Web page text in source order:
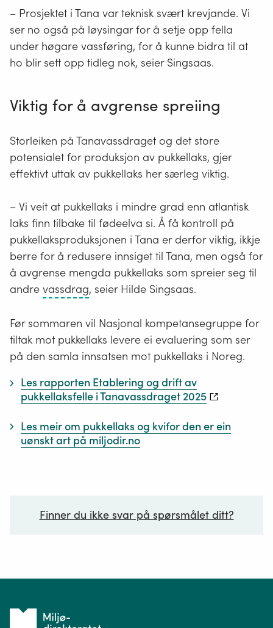
– Prosjektet i Tana var teknisk svært krevjande. Vi
ser no også på løysingar for å setje opp fella
under høgare vassføring, for å kunne bidra til at
ho blir sett opp tidleg nok, seier Singsaas.
Viktig for å avgrense spreiing
Storleiken på Tanavassdraget og det store
potensialet for produksjon av pukkellaks, gjer
effektivt uttak av pukkellaks her særleg viktig.
– Vi veit at pukkellaks i mindre grad enn atlantisk
laks finn tilbake til fødeelva si. Å få kontroll på
pukkellaksproduksjonen i Tana er derfor viktig, ikkje
berre for å redusere innsiget til Tana, men også for
å avgrense mengda pukkellaks som spreier seg til
andre vassdragÅpne
islagte
elver,
bekker
innsjøer.
, seier Hilde Singsaas.
Før sommaren vil Nasjonal kompetansegruppe for
tiltak mot pukkellaks levere ei evaluering som ser
på den samla innsatsen mot pukkellaks i Noreg.
Les rapporten Etablering og drift av
pukkellaksfelle i Tanavassdraget 2025
Les meir om pukkellaks og kvifor den er ein
uønskt art på miljodir.no
Finner du ikke svar på spørsmålet ditt?
Tilbake